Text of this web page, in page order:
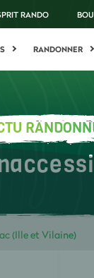
RANDO
RANDONNER
(Ille et Vilaine)